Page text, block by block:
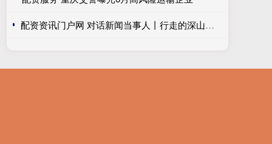
配资资讯门户网 对话新闻当事人丨行走的深山照相馆 为山里老人留住岁月里的光